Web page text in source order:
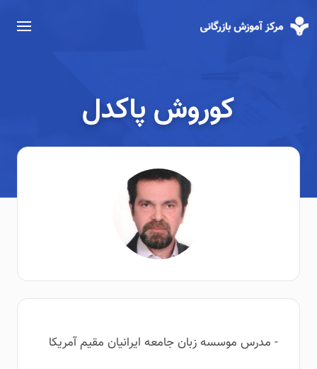
کوروش پاکدل
- مدرس موسسه زبان جامعه ایرانیان مقیم آمریکا